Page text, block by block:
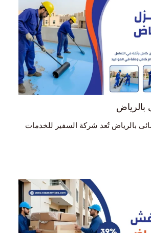
بالرياض تُعد شركة السفير للخدمات